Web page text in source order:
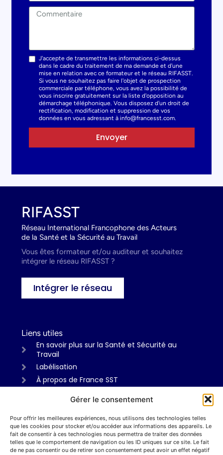
Gérer le consentement
Pour offrir les meilleures expériences, nous utilisons des technologies telles
que les cookies pour stocker et/ou accéder aux informations des appareils. Le
fait de consentir à ces technologies nous permettra de traiter des données
telles que le comportement de navigation ou les ID uniques sur ce site. Le fait
de ne pas consentir ou de retirer son consentement peut avoir un effet négatif
J'accepte de transmettre les informations ci-dessus
dans le cadre du traitement de ma demande et d'une
mise en relation avec ce formateur et le réseau RIFASST.
Si vous ne souhaitez pas faire l'objet de prospection
commerciale par téléphone, vous avez la possibilité de
vous inscrire gratuitement sur la liste d'opposition au
démarchage téléphonique. Vous disposez d'un droit de
rectification, modification et suppression de vos
données en vous adressant à info@francesst.com.
Envoyer
RIFASST
Réseau International Francophone des Acteurs
de la Santé et la Sécurité au Travail
Vous êtes formateur et/ou auditeur et souhaitez
intégrer le réseau RIFASST ?
Intégrer le réseau
Liens utiles
En savoir plus sur la Santé et Sécurité au
Travail
Labélisation
À propos de France SST
Informations
Mentions légales
Politiques de confidentialité